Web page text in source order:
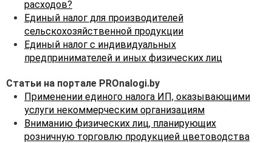
расходов?
Единый налог для производителей
сельскохозяйственной продукции
Единый налог с индивидуальных
предпринимателей и иных физических лиц
Статьи на портале PROnalogi.by
Применении единого налога ИП, оказывающими
услуги некоммерческим организациям
Вниманию физических лиц, планирующих
розничную торговлю продукцией цветоводства